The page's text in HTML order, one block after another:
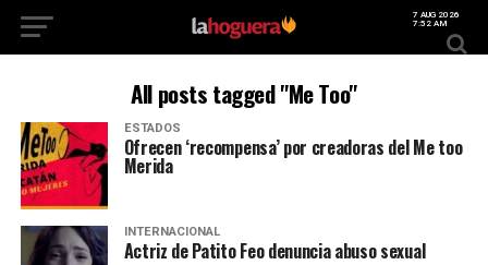
7 AUG 2026
7:52 AM
All posts tagged "Me Too"
ESTADOS
Ofrecen ‘recompensa’ por creadoras del Me too
Merida
INTERNACIONAL
Actriz de Patito Feo denuncia abuso sexual